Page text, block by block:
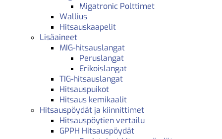
Migatronic Polttimet
Wallius
Hitsauskaapelit
Lisäaineet
MIG-hitsauslangat
Peruslangat
Erikoislangat
TIG-hitsauslangat
Hitsauspuikot
Hitsaus kemikaalit
Hitsauspöydät ja kiinnittimet
Hitsauspöytien vertailu
GPPH Hitsauspöydät